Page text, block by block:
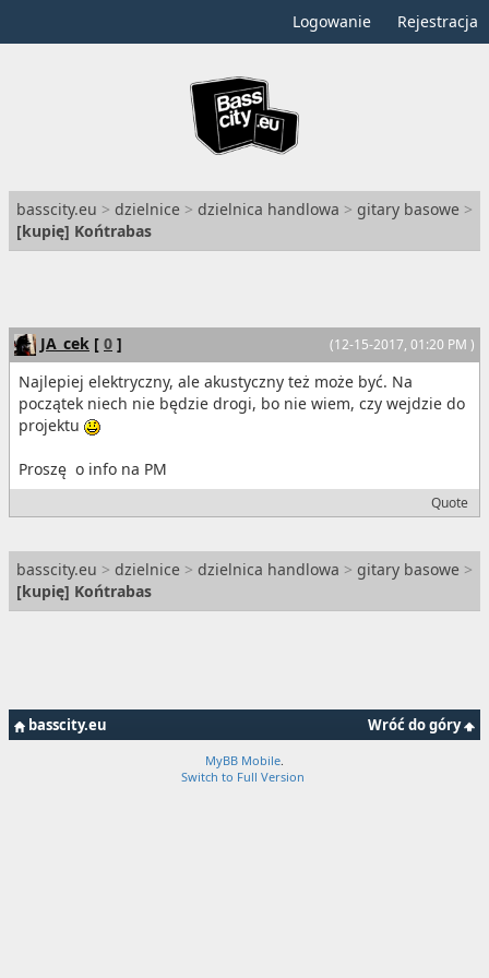
Logowanie Rejestracja
basscity.eu > dzielnice > dzielnica handlowa > gitary basowe >
[kupię] Końtrabas
(12-15-2017, 01:20 PM )
JA_cek [ 0 ]
Najlepiej elektryczny, ale akustyczny też może być. Na
początek niech nie będzie drogi, bo nie wiem, czy wejdzie do
projektu
Proszę o info na PM
Quote
basscity.eu > dzielnice > dzielnica handlowa > gitary basowe >
[kupię] Końtrabas
Wróć do góry
basscity.eu
MyBB Mobile.
Switch to Full Version